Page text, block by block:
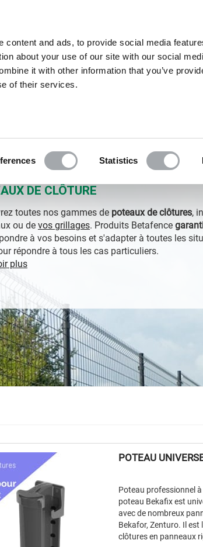
content and ads, to provide social media
about your use of our site with our social
it with other information that you’ve
of their services.
Statistics
DE CLÔTURE
toutes nos gammes de poteaux de clôtures,
ou de vos grillages. Produits Betafence
à vos besoins et s'adapter à toutes les
répondre à tous les cas particuliers.
plus
POTEAU
Poteau professionnel
poteau Bekafix est
avec de nombreux
Bekafor, Zenturo. Il
clôtures en panneaux